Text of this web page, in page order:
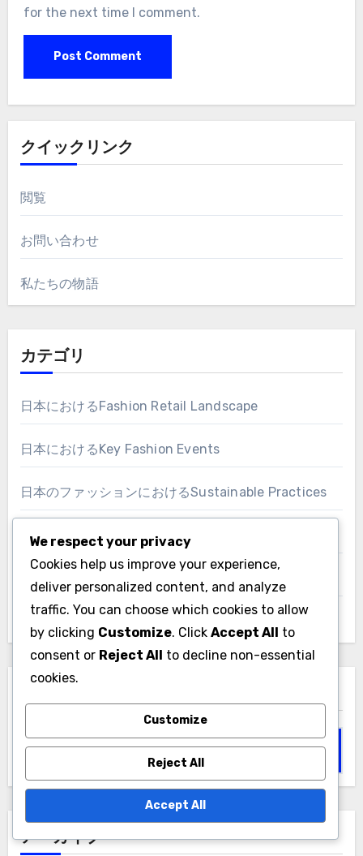
for the next time I comment.
クイックリンク
閲覧
お問い合わせ
私たちの物語
カテゴリ
日本におけるFashion Retail Landscape
日本におけるKey Fashion Events
日本のファッションにおけるSustainable Practices
日本のファッションにおける文化的影響
日本のファッションアイコンとインフルエンサー
Search
アーカイブ
We respect your privacy
Cookies help us improve your experience,
deliver personalized content, and analyze
traffic. You can choose which cookies to allow
by clicking Customize. Click Accept All to
consent or Reject All to decline non-essential
cookies.
Customize
Reject All
Accept All